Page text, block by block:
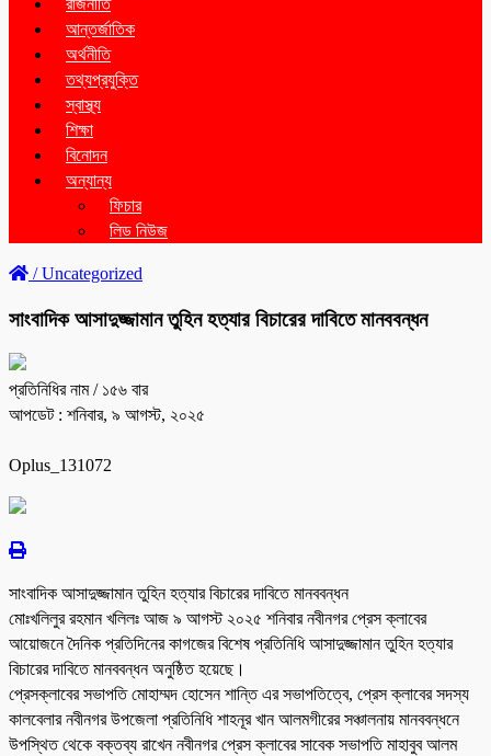
রাজনীতি
আন্তর্জাতিক
অর্থনীতি
তথ্যপ্রযুক্তি
স্বাস্থ্য
শিক্ষা
বিনোদন
অন্যান্য
ফিচার
লিড নিউজ
/Uncategorized
সাংবাদিক আসাদুজ্জামান তুহিন হত্যার বিচারের দাবিতে মানববন্ধন
প্রতিনিধির নাম/ ১৫৬ বার
আপডেট : শনিবার, ৯ আগস্ট, ২০২৫
Oplus_131072
সাংবাদিক আসাদুজ্জামান তুহিন হত্যার বিচারের দাবিতে মানববন্ধন
মোঃখলিলুর রহমান খলিলঃ আজ ৯ আগস্ট ২০২৫ শনিবার নবীনগর প্রেস ক্লাবের
আয়োজনে দৈনিক প্রতিদিনের কাগজের বিশেষ প্রতিনিধি আসাদুজ্জামান তুহিন হত্যার
বিচারের দাবিতে মানববন্ধন অনুষ্ঠিত হয়েছে।
প্রেসক্লাবের সভাপতি মোহাম্মদ হোসেন শান্তি এর সভাপতিত্বে, প্রেস ক্লাবের সদস্য
কালবেলার নবীনগর উপজেলা প্রতিনিধি শাহনূর খান আলমগীরের সঞ্চালনায় মানববন্ধনে
উপস্থিত থেকে বক্তব্য রাখেন নবীনগর প্রেস ক্লাবের সাবেক সভাপতি মাহাবুব আলম